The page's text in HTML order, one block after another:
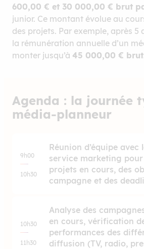
600,00 € et 30 000,00 € brut
junior. Ce montant évolue au
des projets. Par exemple, après 5
la rémunération annuelle d’un
monter jusqu’à 45 000,00 € brut
Agenda : la journée
média-planneur
9h00
10h30
Réunion d’équipe avec
service marketing
projets en cours, des
campagne et des
10h30
11h30
Analyse des
en cours, vérification
performances des
diffusion (TV, radio,